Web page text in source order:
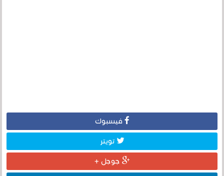
فيسبوك
تويتر
جوجل +